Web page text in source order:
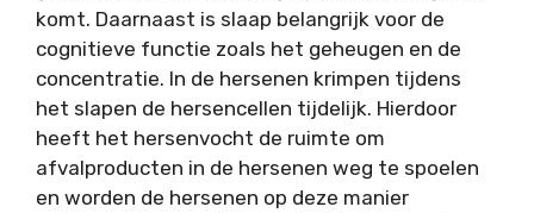
komt. Daarnaast is slaap belangrijk voor de
cognitieve functie zoals het geheugen en de
concentratie. In de hersenen krimpen tijdens
het slapen de hersencellen tijdelijk. Hierdoor
heeft het hersenvocht de ruimte om
afvalproducten in de hersenen weg te spoelen
en worden de hersenen op deze manier